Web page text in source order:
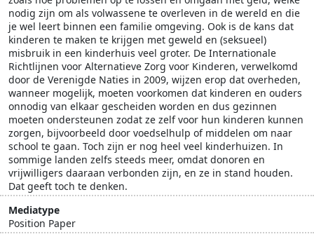
nodig zijn om als volwassene te overleven in de wereld en die
je wel leert binnen een familie omgeving. Ook is de kans dat
kinderen te maken te krijgen met geweld en (seksueel)
misbruik in een kinderhuis veel groter. De Internationale
Richtlijnen voor Alternatieve Zorg voor Kinderen, verwelkomd
door de Verenigde Naties in 2009, wijzen erop dat overheden,
wanneer mogelijk, moeten voorkomen dat kinderen en ouders
onnodig van elkaar gescheiden worden en dus gezinnen
moeten ondersteunen zodat ze zelf voor hun kinderen kunnen
zorgen, bijvoorbeeld door voedselhulp of middelen om naar
school te gaan. Toch zijn er nog heel veel kinderhuizen. In
sommige landen zelfs steeds meer, omdat donoren en
vrijwilligers daaraan verbonden zijn, en ze in stand houden.
Dat geeft toch te denken.
Mediatype
Position Paper